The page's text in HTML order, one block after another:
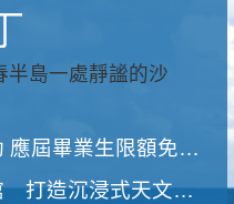
畢業生限額免費參加
沉浸式天文探索營隊